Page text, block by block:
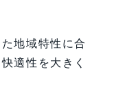
地域特性に合
適性を大きく